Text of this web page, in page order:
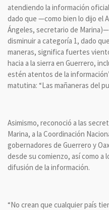
atendiendo la información
dado que —como bien lo dijo el
Ángeles, secretario de
disminuir a categoría 1, dado
maneras, significa fuertes
hacia a la sierra en Guerrero,
estén atentos de la
matutina: “Las mañaneras del
Asimismo, reconoció a las
Marina, a la Coordinación
gobernadores de Guerrero y
desde su comienzo, así como a
difusión de la información.
“No crean que cualquier país